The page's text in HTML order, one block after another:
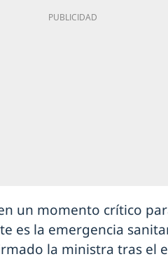
un momento crítico
es la emergencia
la ministra tras el